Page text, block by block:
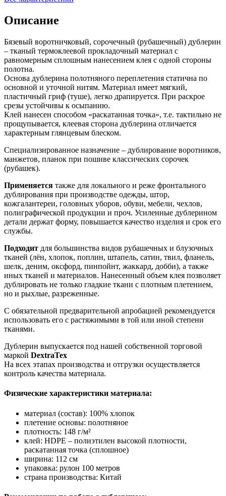
Описание
Бязевый воротничковый, сорочечный (рубашечный) дублерин
– тканый термоклеевой прокладочный материал с
равномерным сплошным нанесением клея с одной стороны
полотна.
Основа дублерина полотняного переплетения статична по
основной и уточной нитям. Материал имеет мягкий,
пластичный гриф (туше), легко драпируется. При раскрое
срезы устойчивы к осыпанию.
Клей нанесен способом «раскатанная точка», т.е. тактильно не
прощупывается, клеевая сторона дублерина отличается
характерным глянцевым блеском.
Специализированное назначение – дублирование воротников,
манжетов, планок при пошиве классических сорочек
(рубашек).
Применяется также для локального и реже фронтального
дублирования при производстве одежды, штор,
кожгалантереи, головных уборов, обуви, мебели, чехлов,
полиграфической продукции и проч. Усиленные дублерином
детали держат форму, повышается качество изделия и срок его
службы.
Подходит для большинства видов рубашечных и блузочных
тканей (лён, хлопок, поплин, штапель, сатин, твил, фланель,
шелк, деним, оксфорд, пинпойнт, жаккард, добби), а также
иных тканей и материалов. Нанесенный объем клея позволяет
дублировать не только гладкие ткани с плотным плетением,
но и рыхлые, разреженные.
С обязательной предварительной апробацией рекомендуется
использовать его с растяжимыми в той или иной степени
тканями.
Дублерин выпускается под нашей собственной торговой
маркой DextraTex
На всех этапах производства и отгрузки осуществляется
контроль качества материала.
Физические характеристики материала:
материал (состав): 100% хлопок
плетение основы: полотняное
плотность: 148 г/м²
клей: HDPE – полиэтилен высокой плотности,
раскатанная точка (сплошное)
ширина: 112 см
упаковка: рулон 100 метров
страна производства: Китай